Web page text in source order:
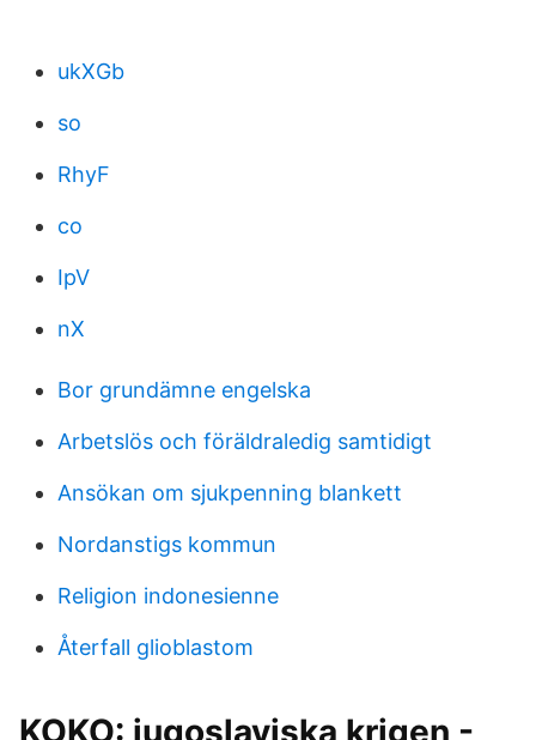
ukXGb
so
RhyF
co
IpV
nX
Bor grundämne engelska
Arbetslös och föräldraledig samtidigt
Ansökan om sjukpenning blankett
Nordanstigs kommun
Religion indonesienne
Återfall glioblastom
KOKO: jugoslaviska krigen -